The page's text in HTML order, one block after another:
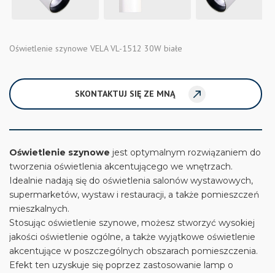
Oświetlenie szynowe VELA VL-1512 30W białe
SKONTAKTUJ SIĘ ZE MNĄ
Oświetlenie szynowe jest optymalnym rozwiązaniem do
tworzenia oświetlenia akcentującego we wnętrzach.
Idealnie nadają się do oświetlenia salonów wystawowych,
supermarketów, wystaw i restauracji, a także pomieszczeń
mieszkalnych.
Stosując oświetlenie szynowe, możesz stworzyć wysokiej
jakości oświetlenie ogólne, a także wyjątkowe oświetlenie
akcentujące w poszczególnych obszarach pomieszczenia.
Efekt ten uzyskuje się poprzez zastosowanie lamp o